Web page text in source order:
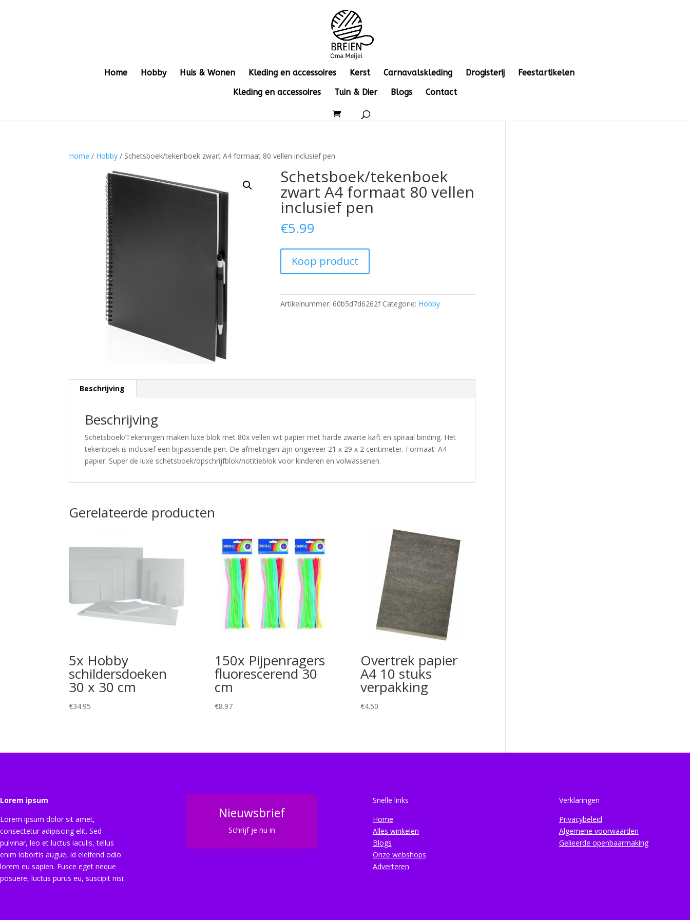
Home Hobby Huis & Wonen Kleding en accessoires Kerst Carnavalskleding Drogisterij
Feestartikelen
Kleding en accessoires
Tuin & Dier Blogs Contact
Home / Hobby / Schetsboek/tekenboek zwart A4 formaat 80 vellen inclusief pen
Schetsboek/tekenboek
zwart A4 formaat 80 vellen
inclusief pen
€5.99
Koop product
Artikelnummer:60b5d7d6262f Categorie: Hobby
Beschrijving
Beschrijving
Schetsboek/Tekeningen maken luxe blok met 80x vellen wit papier met harde zwarte kaft en spiraal binding. Het
tekenboek is inclusief een bijpassende pen. De afmetingen zijn ongeveer 21 x 29 x 2 centimeter. Formaat: A4
papier. Super de luxe schetsboek/opschrijfblok/notitieblok voor kinderen en volwassenen.
Gerelateerde producten
5x Hobby
schildersdoeken
30 x 30 cm
€34.95
150x Pijpenragers
fluorescerend 30
cm
€8.97
Overtrek papier
A4 10 stuks
verpakking
€4.50
Lorem ipsum
Lorem ipsum dolor sit amet,
consectetur adipiscing elit. Sed
pulvinar, leo et luctus iaculis, tellus
enim lobortis augue, id eleifend odio
lorem eu sapien. Fusce eget neque
posuere, luctus purus eu, suscipit nisi.
Nieuwsbrief
Schrijf je nu in
Snelle links
Home
Alles winkelen
Blogs
Onze webshops
Adverteren
Verklaringen
Privacybeleid
Algemene voorwaarden
Gelieerde openbaarmaking